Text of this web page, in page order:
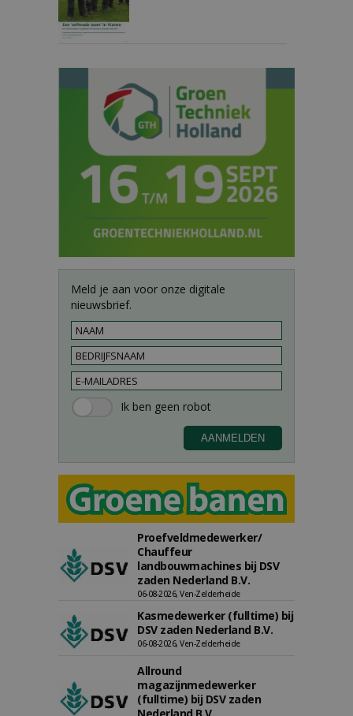
Meld je aan voor onze digitale
nieuwsbrief.
Proefveldmedewerker/
Chauffeur
landbouwmachines bij DSV
zaden Nederland B.V.
06-08-2026, Ven-Zelderheide
Kasmedewerker (fulltime) bij
DSV zaden Nederland B.V.
06-08-2026, Ven-Zelderheide
Allround
magazijnmedewerker
(fulltime) bij DSV zaden